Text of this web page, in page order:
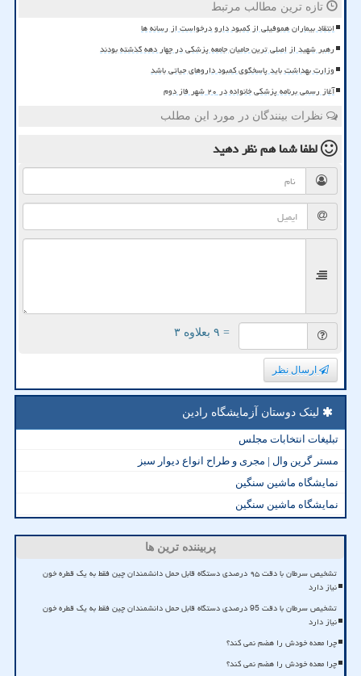
تازه ترین مطالب مرتبط
انتقاد بیماران هموفیلی از کمبود دارو درخواست از رسانه ها
رهبر شهید از اصلی ترین حامیان جامعه پزشکی در چهار دهه گذشته بودند
وزارت بهداشت باید پاسخگوی کمبود داروهای حیاتی باشد
آغاز رسمی برنامه پزشکی خانواده در ۲۰ شهر فاز دوم
نظرات بینندگان در مورد این مطلب
لطفا شما همنظر دهید
= ۹ بعلاوه ۳
ارسال نظر
لینک دوستان آزمایشگاه رادین
تبلیغات انتخابات مجلس
مستر گرین وال | مجری و طراح انواع دیوار سبز
نمایشگاه ماشین سنگین
نمایشگاه ماشین سنگین
پربیننده ترین ها
تشخیص سرطان با دقت ۹۵ درصدی دستگاه قابل حمل دانشمندان چین فقط به یک قطره خون
نیاز دارد
تشخیص سرطان با دقت 95 درصدی دستگاه قابل حمل دانشمندان چین فقط به یک قطره خون
نیاز دارد
چرا معده خودش را هضم نمی کند؟
چرا معده خودش را هضم نمی کند؟